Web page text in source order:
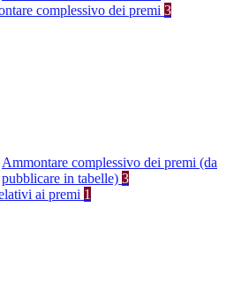
complessivo dei premi 3
Ammontare complessivo dei premi (da
pubblicare in tabelle) 3
ai premi 1